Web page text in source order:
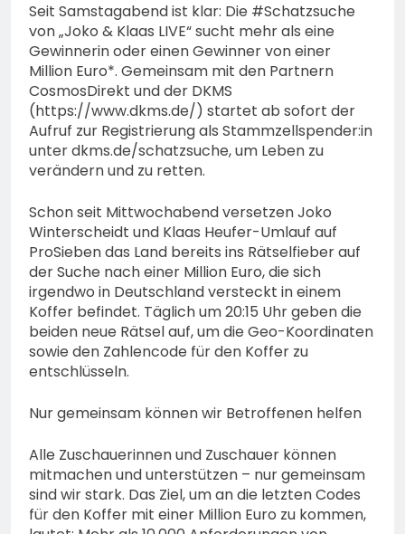
Seit Samstagabend ist klar: Die #Schatzsuche
von „Joko & Klaas LIVE“ sucht mehr als eine
Gewinnerin oder einen Gewinner von einer
Million Euro*. Gemeinsam mit den Partnern
CosmosDirekt und der DKMS
(https://www.dkms.de/) startet ab sofort der
Aufruf zur Registrierung als Stammzellspender:in
unter dkms.de/schatzsuche, um Leben zu
verändern und zu retten.
Schon seit Mittwochabend versetzen Joko
Winterscheidt und Klaas Heufer-Umlauf auf
ProSieben das Land bereits ins Rätselfieber auf
der Suche nach einer Million Euro, die sich
irgendwo in Deutschland versteckt in einem
Koffer befindet. Täglich um 20:15 Uhr geben die
beiden neue Rätsel auf, um die Geo-Koordinaten
sowie den Zahlencode für den Koffer zu
entschlüsseln.
Nur gemeinsam können wir Betroffenen helfen
Alle Zuschauerinnen und Zuschauer können
mitmachen und unterstützen – nur gemeinsam
sind wir stark. Das Ziel, um an die letzten Codes
für den Koffer mit einer Million Euro zu kommen,